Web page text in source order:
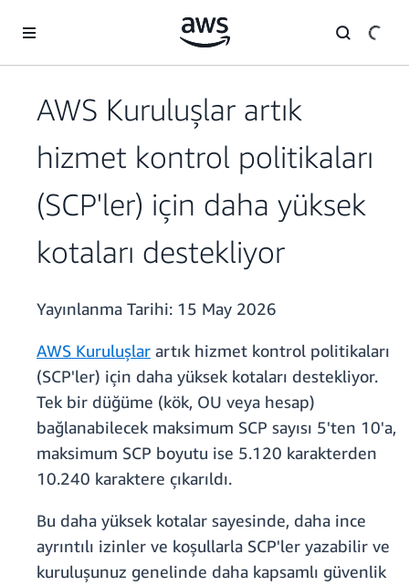
AWS Kuruluşlar artık
hizmet kontrol politikaları
(SCP'ler) için daha yüksek
kotaları destekliyor
Yayınlanma Tarihi: 15 May 2026
AWS Kuruluşlar artık hizmet kontrol politikaları
(SCP'ler) için daha yüksek kotaları destekliyor.
Tek bir düğüme (kök, OU veya hesap)
bağlanabilecek maksimum SCP sayısı 5'ten 10'a,
maksimum SCP boyutu ise 5.120 karakterden
10.240 karaktere çıkarıldı.
Bu daha yüksek kotalar sayesinde, daha ince
ayrıntılı izinler ve koşullarla SCP'ler yazabilir ve
kuruluşunuz genelinde daha kapsamlı güvenlik